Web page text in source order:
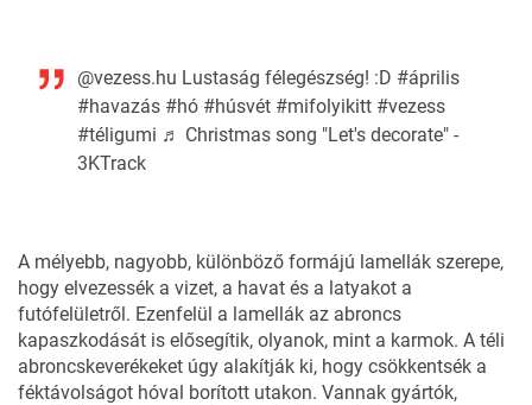
@vezess.hu Lustaság félegészség! :D #április
#havazás #hó #húsvét #mifolyikitt #vezess
#téligumi ♬ Christmas song "Let's decorate" -
3KTrack
A mélyebb, nagyobb, különböző formájú lamellák szerepe,
hogy elvezessék a vizet, a havat és a latyakot a
futófelületről. Ezenfelül a lamellák az abroncs
kapaszkodását is elősegítik, olyanok, mint a karmok. A téli
abroncskeverékeket úgy alakítják ki, hogy csökkentsék a
féktávolságot hóval borított utakon. Vannak gyártók,